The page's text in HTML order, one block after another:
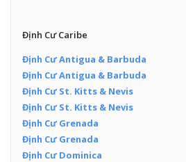
Định Cư Caribe
Định Cư Antigua & Barbuda
Định Cư Antigua & Barbuda
Định Cư St. Kitts & Nevis
Định Cư St. Kitts & Nevis
Định Cư Grenada
Định Cư Grenada
Định Cư Dominica